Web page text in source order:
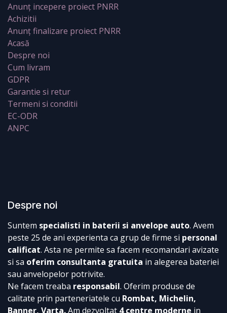
Anunț incepere proiect PNRR
Achizitii
Anunț finalizare proiect PNRR
Acasă
Despre noi
Cum livram
GDPR
Garantie si retur
Termeni si conditii
EC-ODR
ANPC
Despre noi
Suntem specialisti in baterii si anvelope auto. Avem
peste 25 de ani experienta ca grup de firme si personal
calificat. Asta ne permite sa facem recomandari avizate
si sa oferim consultanta gratuita in alegerea bateriei
sau anvelopelor potrivite.
Ne facem treaba responsabil. Oferim produse de
calitate prin parteneriatele cu Rombat, Michelin,
Banner, Varta.Am dezvoltat 4 centre moderne in